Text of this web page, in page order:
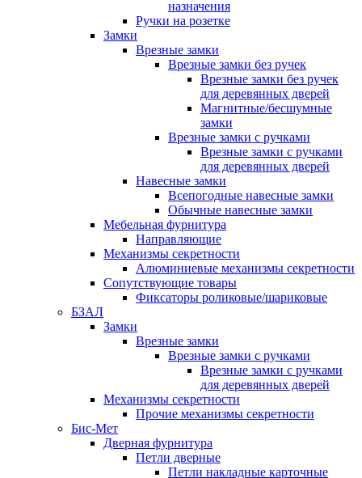
назначения
Ручки на розетке
Замки
Врезные замки
Врезные замки без ручек
Врезные замки без ручек
для деревянных дверей
Магнитные/бесшумные
замки
Врезные замки с ручками
Врезные замки с ручками
для деревянных дверей
Навесные замки
Всепогодные навесные замки
Обычные навесные замки
Мебельная фурнитура
Направляющие
Механизмы секретности
Алюминиевые механизмы секретности
Сопутствующие товары
Фиксаторы роликовые/шариковые
БЗАЛ
Замки
Врезные замки
Врезные замки с ручками
Врезные замки с ручками
для деревянных дверей
Механизмы секретности
Прочие механизмы секретности
Бис-Мет
Дверная фурнитура
Петли дверные
Петли накладные карточные